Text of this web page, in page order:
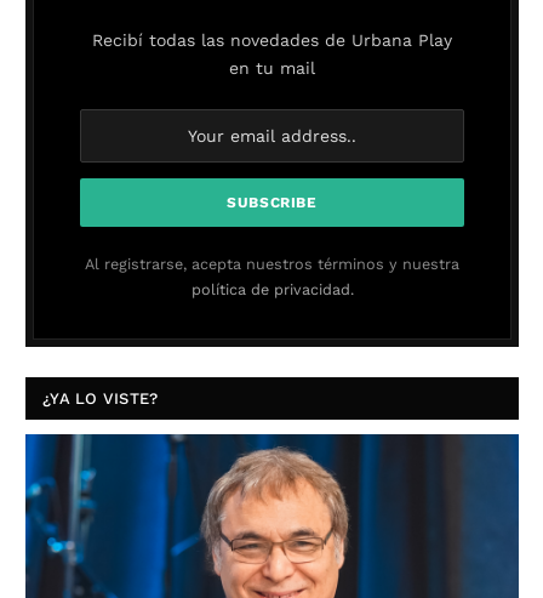
Recibí todas las novedades de Urbana Play
en tu mail
Al registrarse, acepta nuestros términos y nuestra
política de privacidad.
¿YA LO VISTE?